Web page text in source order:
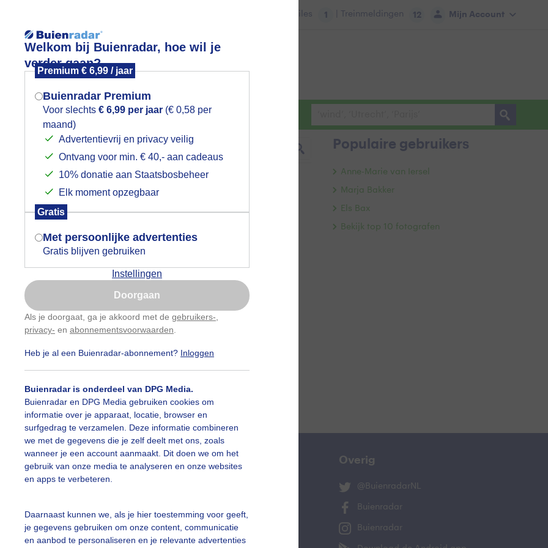
Welkom bij Buienradar, hoe wil je
verder gaan?
Premium € 6,99 / jaar
Buienradar Premium
Voor slechts € 6,99 per jaar (€ 0,58 per
maand)
Advertentievrij en privacy veilig
Ontvang voor min. € 40,- aan cadeaus
10% donatie aan Staatsbosbeheer
Elk moment opzegbaar
Gratis
Met persoonlijke advertenties
Gratis blijven gebruiken
Instellingen
Doorgaan
Als je doorgaat, ga je akkoord met de gebruikers-
privacy- en abonnementsvoorwaarden
Heb je al een Buienradar-abonnement? Inloggen
Buienradar is onderdeel van DPG Media.
Buienradar en DPG Media gebruiken cookies om
informatie over je apparaat, locatie, browser en
surfgedrag te verzamelen. Deze informatie combineren
we met de gegevens die je zelf deelt met ons, zoals
wanneer je een account aanmaakt. Dit doen we om het
gebruik van onze media te analyseren en onze websites
en apps te verbeteren.
Daarnaast kunnen we, als je hier toestemming voor geeft,
je gegevens gebruiken om onze content, communicatie
en aanbod te personaliseren en je relevante advertenties
Mijn Account
Files 1 | Treinmeldingen 12
Foto en video Weerzine
Een moment geduld aub...
##terras #bewolking #bewolkt
#boten #camping #coderoze
#hittegolf #kinderen #kiters #kurkdroog
#opklaringen #paraplu #parasol #regenboog
#strakblauwe_lucht #strakblauwelucht
alle categorieën
Populaire gebruikers
Anne-Marie van Iersel
Marja Bakker
Els Bax
Bekijk top 10 fotografen
vragen
Mijn weer Overig
@BuienradarNL
Buienradar
Buienradar
Mogen we je locatie gebruiken voor
het weer?
Indien je hier nog geen akkoord op hebt
gegeven, verschijnt er zo een pop-up uit
je browser waarin deze toestemming
gevraagd wordt.
Is goed, toon de popup
Nu niet, misschien later
Gebruik je Safari en wil je niet elke dag deze pop-up
Klikhierom dit aan te passen